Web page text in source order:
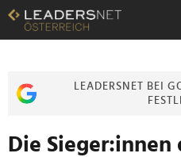
Zum
Inhalt
Zur
Zur
LEADERSNET BEI
Die Sieger:innen